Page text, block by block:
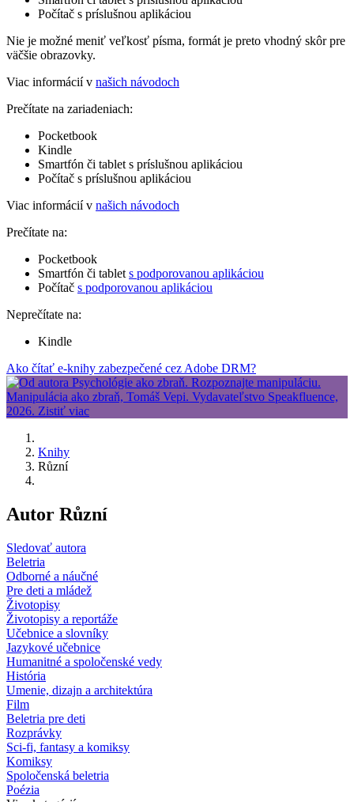
Počítač s príslušnou aplikáciou
Nie je možné meniť veľkosť písma, formát je preto vhodný skôr pre
väčšie obrazovky.
Viac informácií v našich návodoch
Prečítate na zariadeniach:
Pocketbook
Kindle
Smartfón či tablet s príslušnou aplikáciou
Počítač s príslušnou aplikáciou
Viac informácií v našich návodoch
Prečítate na:
Pocketbook
Smartfón či tablet s podporovanou aplikáciou
Počítač s podporovanou aplikáciou
Neprečítate na:
Kindle
Ako čítať e-knihy zabezpečené cez Adobe DRM?
Knihy
Různí
Autor Různí
Sledovať autora
Beletria
Odborné a náučné
Pre deti a mládež
Životopisy
Životopisy a reportáže
Učebnice a slovníky
Jazykové učebnice
Humanitné a spoločenské vedy
História
Umenie, dizajn a architektúra
Film
Beletria pre deti
Rozprávky
Sci-fi, fantasy a komiksy
Komiksy
Spoločenská beletria
Poézia